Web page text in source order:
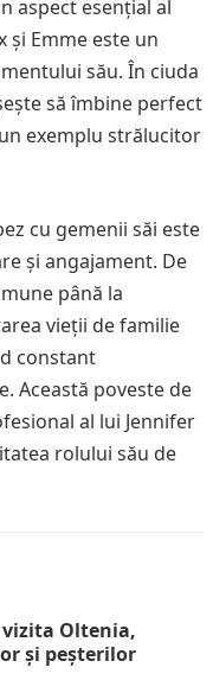
aspect esențial al
și Emme este un
său. În ciuda
să îmbine perfect
exemplu strălucitor
cu gemenii săi este
și angajament. De
până la
vieții de familie
constant
Această poveste de
al lui Jennifer
rolului său de
Oltenia,
și peșterilor